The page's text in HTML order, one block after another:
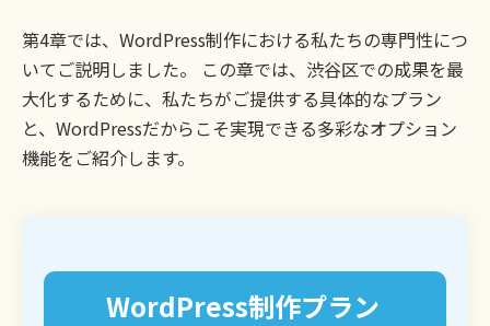
第4章では、WordPress制作における私たちの専門性につ
いてご説明しました。 この章では、渋谷区での成果を最
大化するために、私たちがご提供する具体的なプラン
と、WordPressだからこそ実現できる多彩なオプション
機能をご紹介します。
WordPress制作プラン